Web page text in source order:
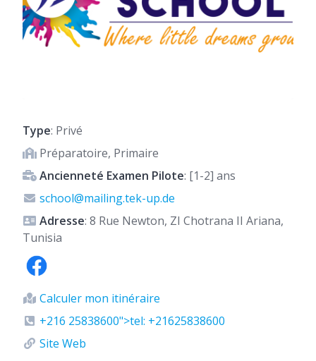
Type: Privé
Préparatoire, Primaire
Ancienneté Examen Pilote: [1-2] ans
school@mailing.tek-up.de
Adresse: 8 Rue Newton, ZI Chotrana II Ariana,
Tunisia
Calculer mon itinéraire
+216 25838600">tel: +21625838600
Site Web